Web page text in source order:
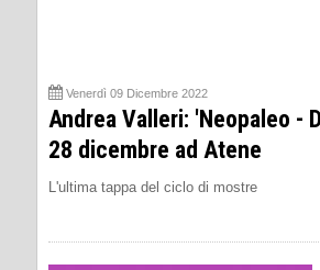
Venerdì 09 Dicembre 2022
Andrea Valleri: 'Neopaleo -
28 dicembre ad Atene
L'ultima tappa del ciclo di mostre